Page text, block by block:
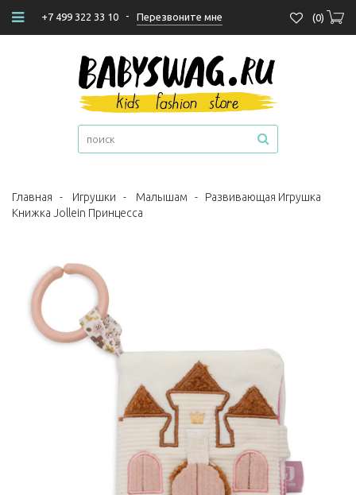
+7 499 322 33 10 - Перезвоните мне (0)
Главная - Игрушки - Малышам - Развивающая Игрушка
Книжка Jollein Принцесса